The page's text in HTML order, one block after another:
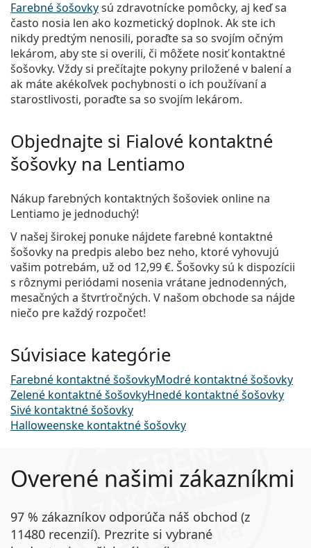
Farebné šošovkysú zdravotnícke pomôcky, aj keď sa
často nosia len ako kozmetický doplnok. Ak ste ich
nikdy predtým nenosili, poraďte sa so svojím očným
lekárom, aby ste si overili, či môžete nosiť kontaktné
šošovky. Vždy si prečítajte pokyny priložené v balení a
ak máte akékoľvek pochybnosti o ich používaní a
starostlivosti, poraďte sa so svojím lekárom.
Objednajte si Fialové kontaktné
šošovky na Lentiamo
Nákup farebných kontaktných šošoviek online na
Lentiamo je jednoduchý!
V našej širokej ponuke nájdete farebné kontaktné
šošovky na predpis alebo bez neho, ktoré vyhovujú
vašim potrebám, už od 12,99 €. Šošovky sú k dispozícii
s rôznymi periódami nosenia vrátane jednodenných,
mesačných a štvrťročných. V našom obchode sa nájde
niečo pre každý rozpočet!
Súvisiace kategórie
Farebné kontaktné šošovkyModré kontaktné šošovky
Zelené kontaktné šošovkyHnedé kontaktné šošovky
Sivé kontaktné šošovky
Halloweenske kontaktné šošovky
Overené našimi zákazníkmi
97 % zákazníkov odporúča náš obchod (z
11480 recenzií). Prezrite si vybrané